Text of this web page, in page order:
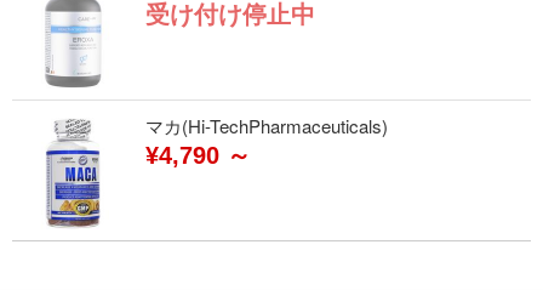
受け付け停止中
マカ(Hi-TechPharmaceuticals)
¥4,790 ～